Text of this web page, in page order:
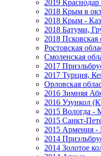
2019
2018 Крым в
2018 Крым -
2018 Батуми,
2018 Псковская
Ростовская
Смоленская
2017
2017 Турция,
Орловская
2016 Зимняя
2016 Узункол
2015 Вологда -
2015 Санкт-
2015 Армения -
2014
2014 Золотое